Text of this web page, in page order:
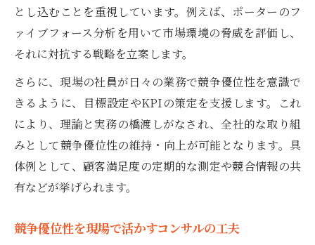
とし込むことを重視しています。例えば、ポーターのフ
ァイブフォース分析を用いて市場環境の脅威を評価し、
それに対抗する戦略を立案します。
さらに、現場の社員が日々の業務で競争優位性を意識で
きるように、目標設定やKPIの策定を支援します。これ
により、理論と実務の橋渡しがなされ、全社的な取り組
みとして競争優位性の維持・向上が可能となります。具
体例として、顧客満足度の定期的な測定や競合情報の共
有などが挙げられます。
競争優位性を現場で活かすコンサルの工夫